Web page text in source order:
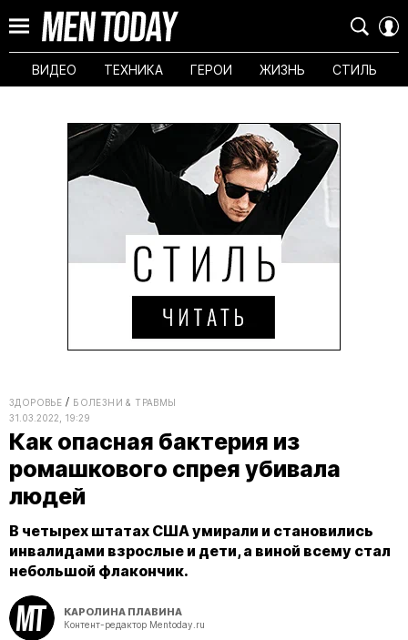
ВИДЕО ТЕХНИКА ГЕРОИ ЖИЗНЬ СТИЛЬ
ЗДОРОВЬЕ
БОЛЕЗНИ & ТРАВМЫ
31.03.2022, 19:29
Как опасная бактерия из
ромашкового спрея убивала
людей
В четырех штатах США умирали и становились
инвалидами взрослые и дети, а виной всему стал
небольшой флакончик.
КАРОЛИНА ПЛАВИНА
Контент-редактор Mentoday.ru